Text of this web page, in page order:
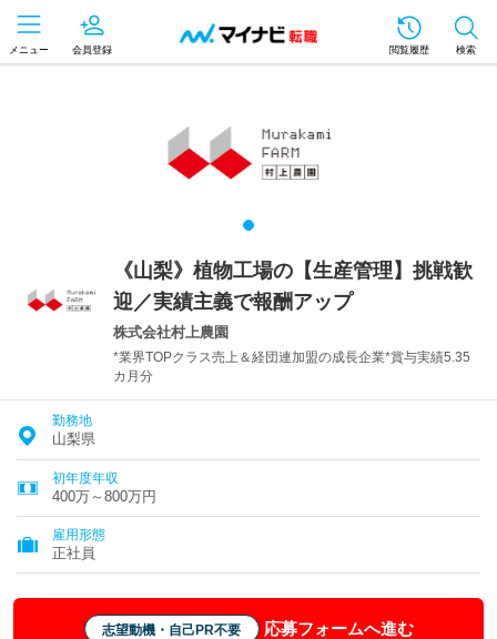
メニュー 会員登録 閲覧履歴 検索
《山梨》植物工場の【生産管理】挑戦歓
迎／実績主義で報酬アップ
株式会社村上農園
*業界TOPクラス売上＆経団連加盟の成長企業*賞与実績5.35
カ月分
勤務地
山梨県
初年度年収
400万～800万円
雇用形態
正社員
志望動機・自己PR不要 応募フォームへ進む